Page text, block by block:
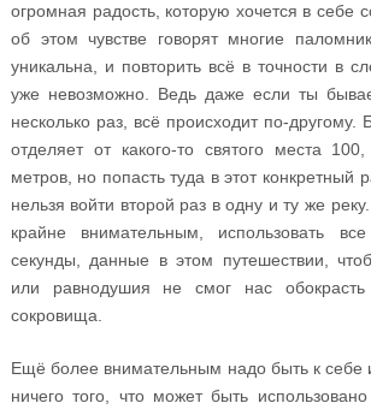
огромная радость, которую хочется в себе
об этом чувстве говорят многие
уникальна, и повторить всё в точности в
уже невозможно. Ведь даже если ты
несколько раз, всё происходит по-другому.
отделяет от какого-то святого места
метров, но попасть туда в этот конкретный
нельзя войти второй раз в одну и ту же
крайне внимательным, использовать
секунды, данные в этом путешествии,
или равнодушия не смог нас
сокровища.
Ещё более внимательным надо быть к себе
ничего того, что может быть